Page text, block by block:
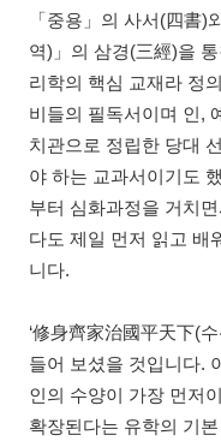
「중용」의 사서(四書)
역)」의 삼경(三經)을
리학의 핵심 교재라 정
비들의 필독서이며 인,
치관으로 정립한 당대
야 하는 교과서이기도
부터 심화과정을 거치
다도 제일 먼저 읽고 배
니다.
‘修身齊家治國平天下(
들어 보셨을 것입니다.
인의 수양이 가장 먼저
확장된다는 유학의 기본